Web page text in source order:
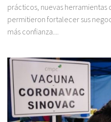
prácticos, nuevas
permitieron fortalecer sus
más confianza....